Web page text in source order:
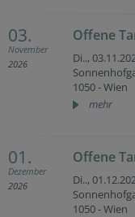
03.
November
2026
Offene
Di..,
1050 - Wien
mehr
01.
Dezember
2026
Offene
Di..,
1050 - Wien